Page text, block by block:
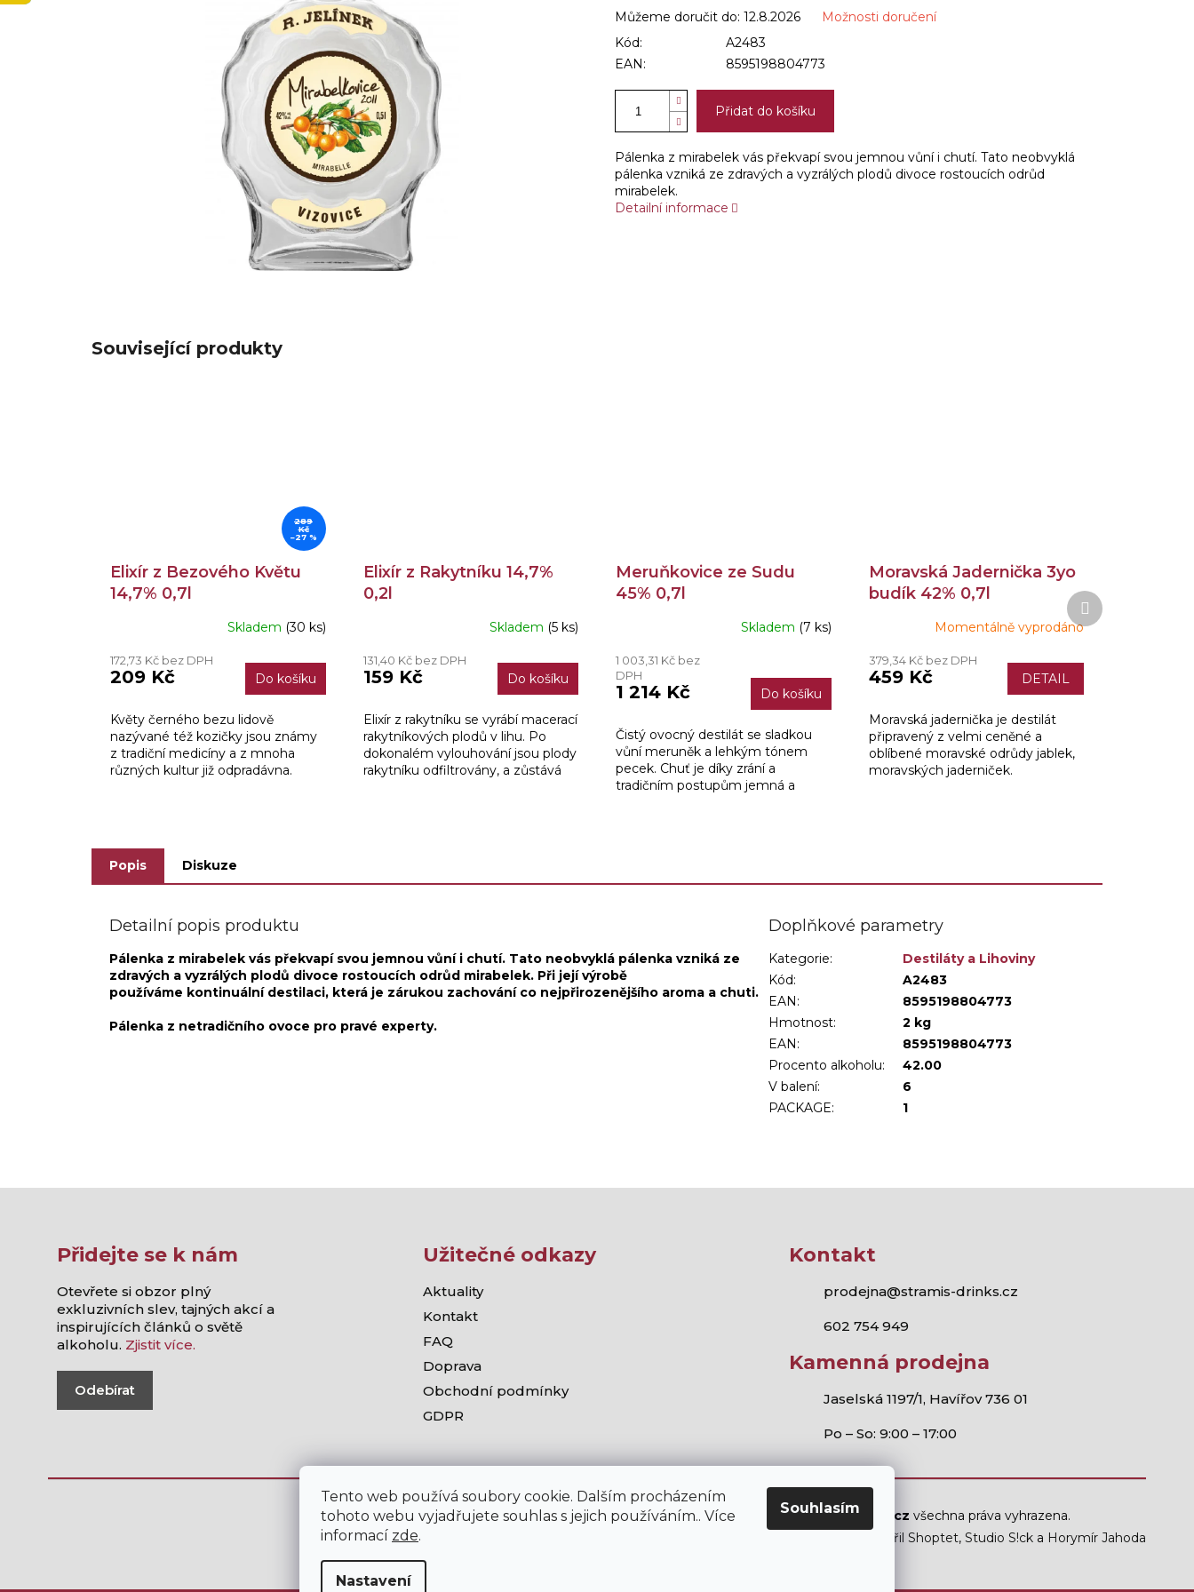
Tento web používá soubory cookie. Dalším procházením
tohoto webu vyjadřujete souhlas s jejich používáním.. Více
informací zde.
Nastavení
Souhlasím
Můžeme doručit do: 12.8.2026
Možnosti doručení
Kód:
A2483
EAN:
8595198804773
Přidat do košíku
Pálenka z mirabelek vás překvapí svou jemnou vůní i chutí. Tato neobvyklá
pálenka vzniká ze zdravých a vyzrálých plodů divoce rostoucích odrůd
mirabelek.
Detailní informace
Související produkty
289
Kč
–27 %
Elixír z Bezového Květu
14,7% 0,7l
produktu
je
z
5
hvězdiček.
Skladem (30 ks)
172,73 Kč bez DPH
209 Kč Do košíku
Květy černého bezu lidově
nazývané též kozičky jsou známy
z tradiční medicíny a z mnoha
různých kultur již odpradávna.
Elixír z Rakytníku 14,7%
0,2l
Skladem (5 ks)
131,40 Kč bez DPH
159 Kč Do košíku
Elixír z rakytníku se vyrábí macerací
rakytníkových plodů v lihu. Po
dokonalém vylouhování jsou plody
rakytníku odfiltrovány, a zůstává
Meruňkovice ze Sudu
45% 0,7l
Skladem (7 ks)
1 003,31 Kč bez
DPH
1 214 Kč Do košíku
Čistý ovocný destilát se sladkou
vůní meruněk a lehkým tónem
pecek. Chuť je díky zrání a
tradičním postupům jemná a
Moravská Jadernička 3yo
budík 42% 0,7l
Momentálně vyprodáno
379,34 Kč bez DPH
459 Kč DETAIL
Moravská jadernička je destilát
připravený z velmi ceněné a
oblíbené moravské odrůdy jablek,
moravských jaderniček.
Další
produkt
Popis Diskuze
Detailní popis produktu
Pálenka z mirabelek vás překvapí svou jemnou vůní i chutí. Tato neobvyklá pálenka vzniká ze
zdravých a vyzrálých plodů divoce rostoucích odrůd mirabelek. Při její výrobě
používáme kontinuální destilaci, která je zárukou zachování co nejpřirozenějšího aroma a chuti.
Pálenka z netradičního ovoce pro pravé experty.
Doplňkové parametry
Kategorie:
Destiláty a Lihoviny
Kód:
A2483
EAN:
8595198804773
Hmotnost:
2 kg
EAN :
8595198804773
Procento alkoholu:
42.00
V balení:
6
PACKAGE: 1
Přidejte se k nám
Otevřete si obzor plný
exkluzivních slev, tajných akcí a
inspirujících článků o světě
alkoholu. Zjistit více.
Odebírat
Užitečné odkazy
Aktuality
Kontakt
FAQ
Doprava
Obchodní podmínky
GDPR
Kontakt
prodejna@stramis-drinks.cz
602 754 949
Kamenná prodejna
Jaselská 1197/1, Havířov 736 01
Po – So: 9:00 – 17:00
Stramis.cz všechna práva vyhrazena.
Vytvořil Shoptet,Studio S!ck a Horymír Jahoda